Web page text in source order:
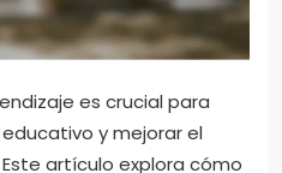
es crucial para
y mejorar el
artículo explora cómo